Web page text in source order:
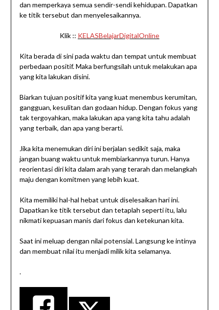
dan memperkaya semua sendir-sendi kehidupan. Dapatkan
ke titik tersebut dan menyelesaikannya.
Klik :: KELASBelajarDigitalOnline
Kita berada di sini pada waktu dan tempat untuk membuat
perbedaan positif. Maka berfungsilah untuk melakukan apa
yang kita lakukan disini.
Biarkan tujuan positif kita yang kuat menembus kerumitan,
gangguan, kesulitan dan godaan hidup. Dengan fokus yang
tak tergoyahkan, maka lakukan apa yang kita tahu adalah
yang terbaik, dan apa yang berarti.
Jika kita menemukan diri ini berjalan sedikit saja, maka
jangan buang waktu untuk membiarkannya turun. Hanya
reorientasi diri kita dalam arah yang terarah dan melangkah
maju dengan komitmen yang lebih kuat.
Kita memiliki hal-hal hebat untuk diselesaikan hari ini.
Dapatkan ke titik tersebut dan tetaplah seperti itu, lalu
nikmati kepuasan manis dari fokus dan ketekunan kita.
Saat ini meluap dengan nilai potensial. Langsung ke intinya
dan membuat nilai itu menjadi milik kita selamanya.
.